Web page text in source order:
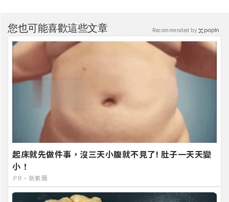
您也可能喜歡這些文章
起床就先做件事，沒三天小腹就不見了! 肚子一天天變
小！
PR・新素簡
Recommended by